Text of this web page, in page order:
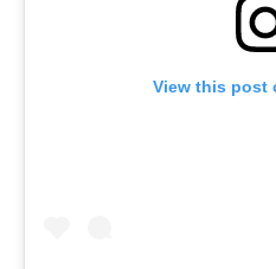
View this post